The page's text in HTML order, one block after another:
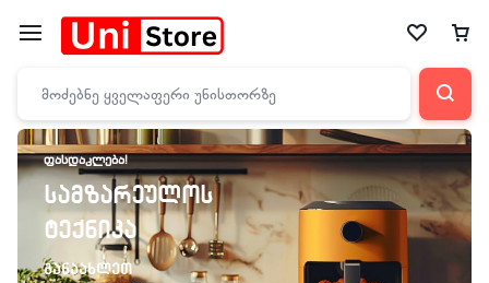
ᲤᲐᲡᲓᲐᲙᲚᲔᲑᲐ!
სამზარეულოს
ტექნიკა
განაახლეთ